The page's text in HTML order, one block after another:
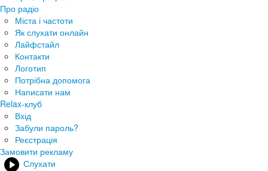
Про радіо
Міста і частоти
Як слухати онлайн
Лайфстайл
Контакти
Логотип
Потрібна допомога
Написати нам
Relax-клуб
Вхід
Забули пароль?
Реєстрація
Замовити рекламу
Слухати